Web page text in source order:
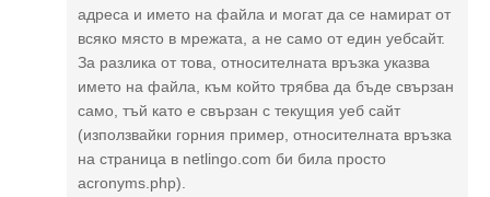
адреса и името на файла и могат да се намират от
всяко място в мрежата, а не само от един уебсайт.
За разлика от това, относителната връзка указва
името на файла, към който трябва да бъде свързан
само, тъй като е свързан с текущия уеб сайт
(използвайки горния пример, относителната връзка
на страница в netlingo.com би била просто
acronyms.php).